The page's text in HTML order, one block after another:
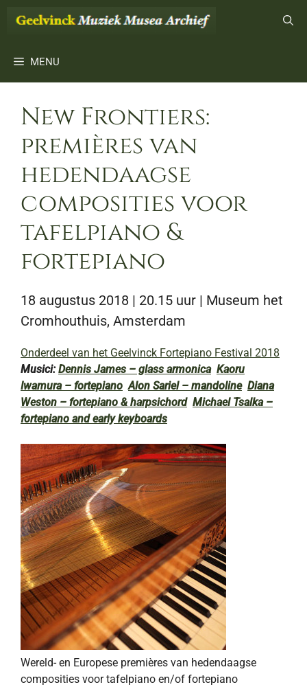
naar
inhoudMENU
New Frontiers:
premières van
hedendaagse
composities voor
tafelpiano &
fortepiano
18 augustus 2018 | 20.15 uur | Museum het
Cromhouthuis, Amsterdam
Onderdeel van het Geelvinck Fortepiano Festival 2018
Musici:Dennis James – glass armonica Kaoru
Iwamura – fortepiano Alon Sariel – mandoline Diana
Weston – fortepiano & harpsichord Michael Tsalka –
fortepiano and early keyboards
Wereld- en Europese premières van hedendaagse
composities voor tafelpiano en/of fortepiano